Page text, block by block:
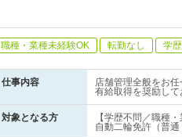
職種・業種未経験OK 転勤なし 学
仕事内容
店舗管理全般をお
有給取得を奨励して
対象となる方
【学歴不問／職種
自動二輪免許（普